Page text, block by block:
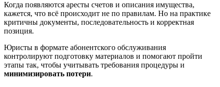
Когда появляются аресты счетов и описания имущества,
кажется, что всё происходит не по правилам. Но на практике
критичны документы, последовательность и корректная
позиция.
Юристы в формате абонентского обслуживания
контролируют подготовку материалов и помогают пройти
этапы так, чтобы учитывать требования процедуры и
минимизировать потери.